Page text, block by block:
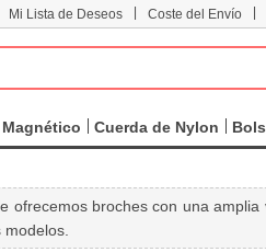
Mi Lista de Deseos Coste del Envío
Cuerda de Nylon
broches con una